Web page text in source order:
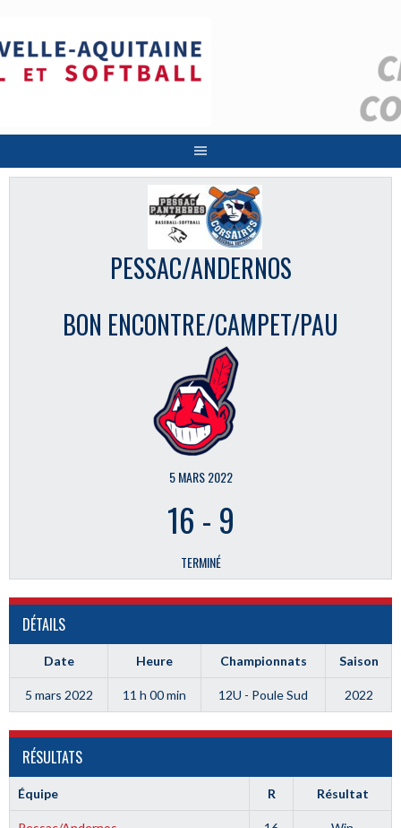
contenu
PESSAC/ANDERNOS
BON ENCONTRE/CAMPET/PAU
5 MARS 2022
16 - 9
TERMINÉ
DÉTAILS
Date Heure Championnats Saison
5 mars 2022 11 h 00 min 12U - Poule Sud 2022
RÉSULTATS
Équipe R Résultat